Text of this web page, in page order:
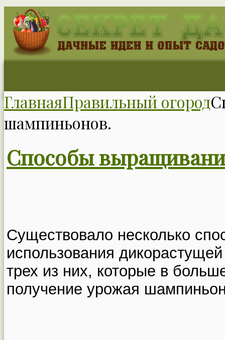
ГлавнаяПравильный огород
шампиньонов.
Способы
Существовало несколько
использования
трех из них, которые в
получение урожая